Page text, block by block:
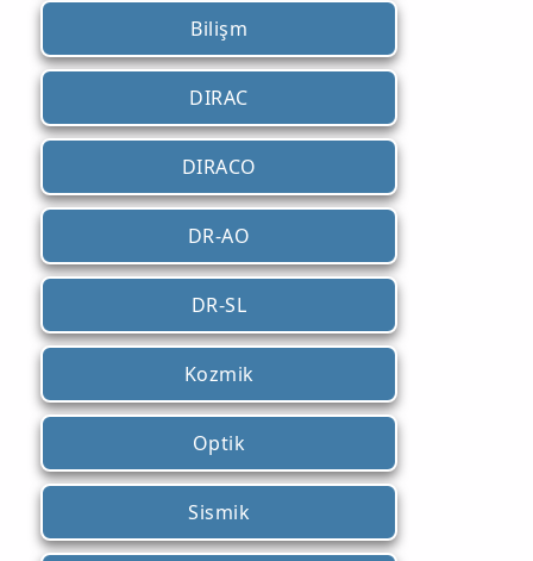
Bilişm
DIRAC
DIRACO
DR-AO
DR-SL
Kozmik
Optik
Sismik